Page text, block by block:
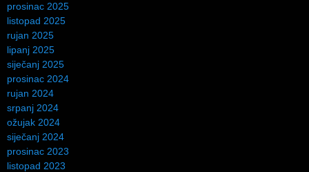
prosinac 2025
listopad 2025
rujan 2025
lipanj 2025
siječanj 2025
prosinac 2024
rujan 2024
srpanj 2024
ožujak 2024
siječanj 2024
prosinac 2023
listopad 2023